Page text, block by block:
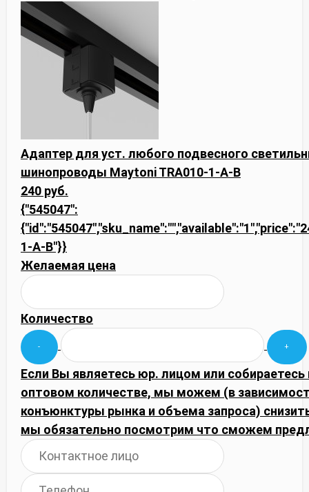
Адаптер для уст. любого подвесного
шинопроводы Maytoni TRA010-1-A-B
240 руб.
{"545047":
1-A-B"}}
Желаемая цена
Количество
Если Вы являетесь юр. лицом или собираетесь
оптовом количестве, мы можем (в
конъюнктуры рынка и объема запроса)
мы обязательно посмотрим что сможем